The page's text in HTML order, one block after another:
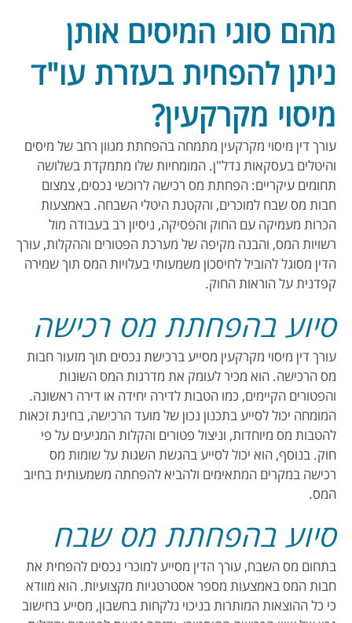
מהם סוגי המיסים אותן
ניתן להפחית בעזרת עו"ד
מיסוי מקרקעין?
עורך דין מיסוי מקרקעין מתמחה בהפחתת מגוון רחב של מיסים
והיטלים בעסקאות נדל"ן. המומחיות שלו מתמקדת בשלושה
תחומים עיקריים: הפחתת מס רכישה לרוכשי נכסים, צמצום
חבות מס שבח למוכרים, והקטנת היטלי השבחה. באמצעות
הכרות מעמיקה עם החוק והפסיקה, ניסיון רב בעבודה מול
רשויות המס, והבנה מקיפה של מערכת הפטורים וההקלות, עורך
הדין מסוגל להוביל לחיסכון משמעותי בעלויות המס תוך שמירה
קפדנית על הוראות החוק.
סיוע בהפחתת מס רכישה
עורך דין מיסוי מקרקעין מסייע ברכישת נכסים תוך מזעור חבות
מס הרכישה. הוא מכיר לעומק את מדרגות המס השונות
והפטורים הקיימים, כמו הטבות לדירה יחידה או דירה ראשונה.
המומחה יכול לסייע בתכנון נכון של מועד הרכישה, בחינת זכאות
להטבות מס מיוחדות, וניצול פטורים והקלות המגיעים על פי
חוק. בנוסף, הוא יכול לסייע בהגשת השגות על שומות מס
רכישה במקרים המתאימים ולהביא להפחתה משמעותית בחיוב
המס.
סיוע בהפחתת מס שבח
בתחום מס השבח, עורך הדין מסייע למוכרי נכסים להפחית את
חבות המס באמצעות מספר אסטרטגיות מקצועיות. הוא מוודא
כי כל ההוצאות המותרות בניכוי נלקחות בחשבון, מסייע בחישוב